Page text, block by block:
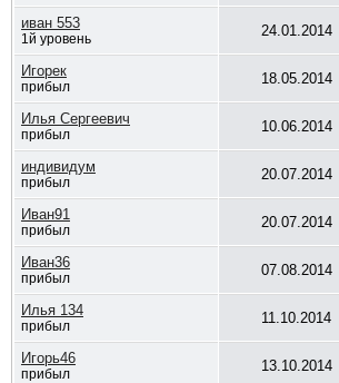
иван 553
1й уровень 24.01.2014
Игорек
прибыл 18.05.2014
Илья Сергеевич
прибыл 10.06.2014
индивидум
прибыл 20.07.2014
Иван91
прибыл 20.07.2014
Иван36
прибыл 07.08.2014
Илья 134
прибыл 11.10.2014
Игорь46
прибыл 13.10.2014